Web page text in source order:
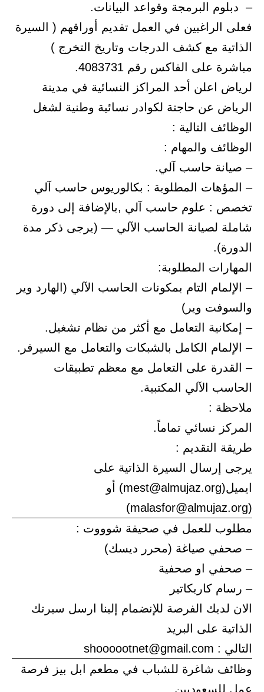
– دبلوم البرمجة وقواعد البيانات.
فعلى الراغبين في العمل تقديم أوراقهم ( السيرة
الذاتية مع كشف الدرجات وتاريخ التخرج )
مباشرة على الفاكس رقم 4083731.
لرياض اعلن أحد المراكز النسائية في مدينة
الرياض عن حاجتة لكوادر نسائية وطنية لشغل
الوظائف التالية :
الوظائف والمهام :
– صيانة حاسب آلي.
– المؤهات المطلوبة : بكالوريوس حاسب آلي
تخصص : علوم حاسب آلي ,بالإضافة إلى دورة
شاملة لصيانة الحاسب الآلي — (يرجى ذكر مدة
الدورة).
المهارات المطلوبة:
– الإلمام التام بمكونات الحاسب الآلي (الهارد وير
والسوفت وير)
– إمكانية التعامل مع أكثر من نظام تشغيل.
– الإلمام الكامل بالشبكات والتعامل مع السيرفر.
– القدرة على التعامل مع معظم تطبيقات
الحاسب الآلي المكتبية.
ملاحظة :
المركز نسائي تماماً.
طريقة التقديم :
يرجى إرسال السيرة الذاتية على
ايميل(mest@almujaz.org) أو
(malasfor@almujaz.org)
مطلوب للعمل في صحيفة شوووت :
– صحفي صياغة (محرر ديسك)
– صحفي او صحفية
– رسام كاريكاتير
الان لديك الفرصة للإنضمام إلينا ارسل سيرتك
الذاتية على البريد
التالي : shoooootnet@gmail.com
وظائف شاغرة للشباب في مطعم ابل بيز فرصة
عمل للسعوديين